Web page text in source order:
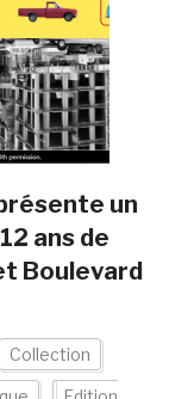
un
ans de
Boulevard
Collection